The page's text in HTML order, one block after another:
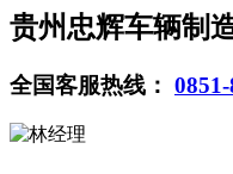
贵州忠辉车辆制
全国客服热线：